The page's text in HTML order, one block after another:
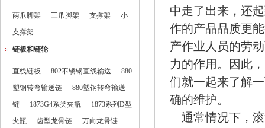
两爪脚架 三爪脚架 支撑架
小
支撑架
链板和链轮
直线链板 802不锈钢直线输送
880
塑钢转弯输送链
880塑钢转弯输送
链
1873G4系类夹瓶
1873系列D型
夹瓶
齿型龙骨链
万向龙骨链
中走了出来，还
作的产品品质更
产作业人员的劳
力的作用。因此
们就一起来了解
确的维护。
通常情况下，